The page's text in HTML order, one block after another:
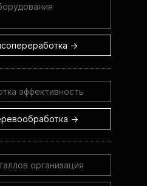
→
эффективность
→
организация